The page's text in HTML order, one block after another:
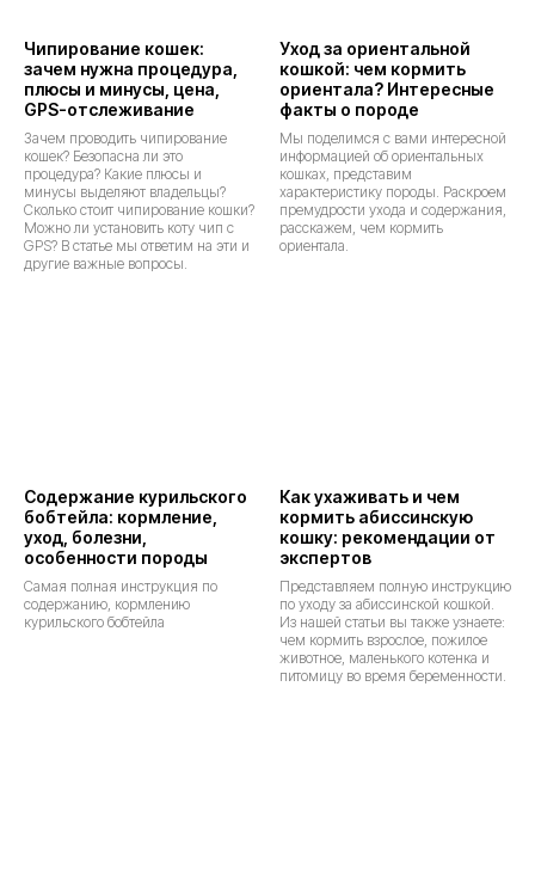
Чипирование кошек:
зачем нужна процедура,
плюсы и минусы, цена,
GPS-отслеживание
Зачем проводить чипирование
кошек? Безопасна ли это
процедура? Какие плюсы и
минусы выделяют владельцы?
Сколько стоит чипирование кошки?
Можно ли установить коту чип с
GPS? В статье мы ответим на эти и
другие важные вопросы.
Уход за ориентальной
кошкой: чем кормить
ориентала? Интересные
факты о породе
Мы поделимся с вами интересной
информацией об ориентальных
кошках, представим
характеристику породы. Раскроем
премудрости ухода и содержания,
расскажем, чем кормить
ориентала.
Содержание курильского
бобтейла: кормление,
уход, болезни,
особенности породы
Самая полная инструкция по
содержанию, кормлению
курильского бобтейла
Как ухаживать и чем
кормить абиссинскую
кошку: рекомендации от
экспертов
Представляем полную инструкцию
по уходу за абиссинской кошкой.
Из нашей статьи вы также узнаете:
чем кормить взрослое, пожилое
животное, маленького котенка и
питомицу во время беременности.